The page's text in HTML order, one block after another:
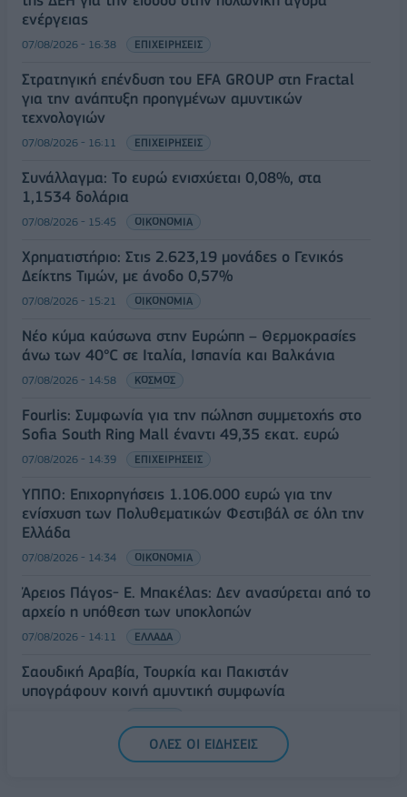
ενέργειας
07/08/2026 - 16:38 ΕΠΙΧΕΙΡΗΣΕΙΣ
Στρατηγική επένδυση του EFA GROUP στη Fractal
για την ανάπτυξη προηγμένων αμυντικών
τεχνολογιών
07/08/2026 - 16:11 ΕΠΙΧΕΙΡΗΣΕΙΣ
Συνάλλαγμα: Το ευρώ ενισχύεται 0,08%, στα
1,1534 δολάρια
07/08/2026 - 15:45 ΟΙΚΟΝΟΜΙΑ
Χρηματιστήριο: Στις 2.623,19 μονάδες ο Γενικός
Δείκτης Τιμών, με άνοδο 0,57%
07/08/2026 - 15:21 ΟΙΚΟΝΟΜΙΑ
Νέο κύμα καύσωνα στην Ευρώπη – Θερμοκρασίες
άνω των 40°C σε Ιταλία, Ισπανία και Βαλκάνια
07/08/2026 - 14:58 ΚΟΣΜΟΣ
Fourlis: Συμφωνία για την πώληση συμμετοχής στο
Sofia South Ring Mall έναντι 49,35 εκατ. ευρώ
07/08/2026 - 14:39 ΕΠΙΧΕΙΡΗΣΕΙΣ
ΥΠΠΟ: Επιχορηγήσεις 1.106.000 ευρώ για την
ενίσχυση των Πολυθεματικών Φεστιβάλ σε όλη την
Ελλάδα
07/08/2026 - 14:34 ΟΙΚΟΝΟΜΙΑ
Άρειος Πάγος- Ε. Μπακέλας: Δεν ανασύρεται από το
αρχείο η υπόθεση των υποκλοπών
07/08/2026 - 14:11 ΕΛΛΑΔΑ
Σαουδική Αραβία, Τουρκία και Πακιστάν
υπογράφουν κοινή αμυντική συμφωνία
ΟΛΕΣ ΟΙ ΕΙΔΗΣΕΙΣ